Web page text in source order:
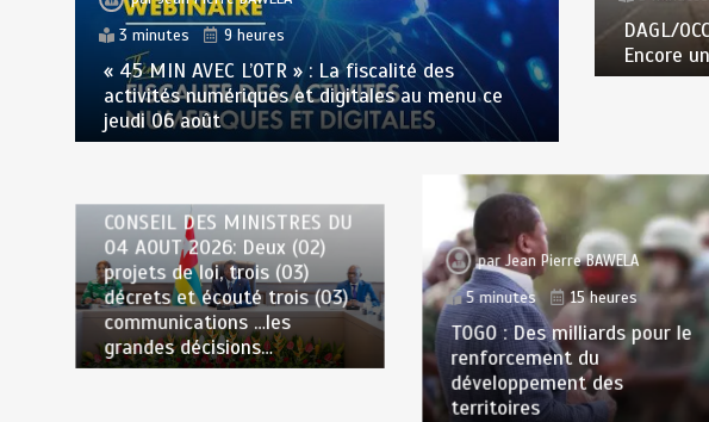
Comité GES_PI de la
Commission de la Cedeao en
évaluation à Accra
août 5, 2026
3 minutes
17 heures
3 minutes
9 heures
« 45 MIN AVEC L’OTR » : La fiscalité des
activités numériques et digitales au menu ce
jeudi 06 août
DAGL/
Encore
CONSEIL DES MINISTRES DU
04 AOUT 2026: Deux (02)
projets de loi, trois (03)
décrets et écouté trois (03)
communications …les
grandes décisions…
parJean Pierre BAWELA
5 minutes
15 heures
TOGO : Des milliards pour le
renforcement du
développement des
territoires